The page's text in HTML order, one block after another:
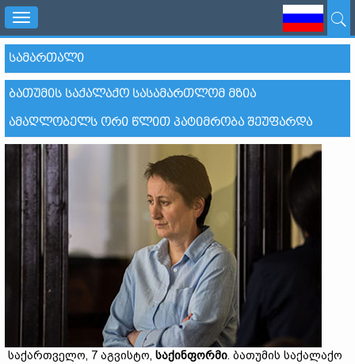
Toggle
navigation
ᲡᲐᲛᲐᲠᲗᲐᲚᲘ
ᲑᲐᲗᲣᲛᲘᲡ ᲡᲐᲥᲐᲚᲐᲥᲝ ᲡᲐᲡᲐᲛᲐᲠᲗᲚᲝᲛ ᲛᲖᲘᲐ
ᲐᲛᲐᲦᲚᲝᲑᲔᲚᲡ ᲝᲠᲘ ᲬᲚᲘᲗ ᲞᲐᲢᲘᲛᲠᲝᲑᲐ ᲨᲔᲣᲤᲐᲠᲓᲐ
საქართველო, 7 აგვისტო, საქინფორმი. ბათუმის საქალაქო